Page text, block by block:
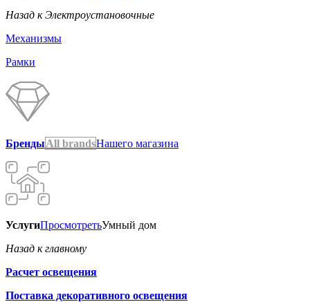
Назад к Электроустановочные
Механизмы
Рамки
БрендыAll brandsНашего магазина
УслугиПросмотретьУмный дом
Назад к главному
Расчет освещения
Поставка декоративного освещения